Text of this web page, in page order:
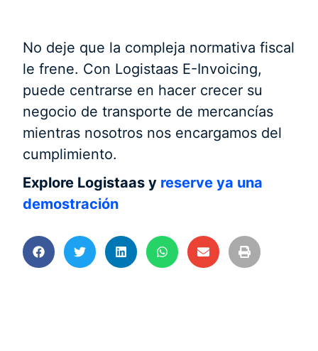
No deje que la compleja normativa fiscal
le frene. Con Logistaas E-Invoicing,
puede centrarse en hacer crecer su
negocio de transporte de mercancías
mientras nosotros nos encargamos del
cumplimiento.
Explore Logistaas y reserve ya una
demostración